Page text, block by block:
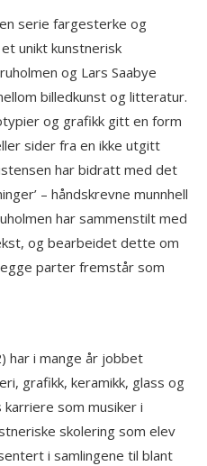
serie fargesterke og
unikt kunstnerisk
og Lars Saabye
billedkunst og litteratur.
og grafikk gitt en form
sider fra en ikke utgitt
har bidratt med det
– håndskrevne munnhell
har sammenstilt med
og bearbeidet dette om
parter fremstår som
har i mange år jobbet
grafikk, keramikk, glass og
som musiker i
skolering som elev
i samlingene til blant